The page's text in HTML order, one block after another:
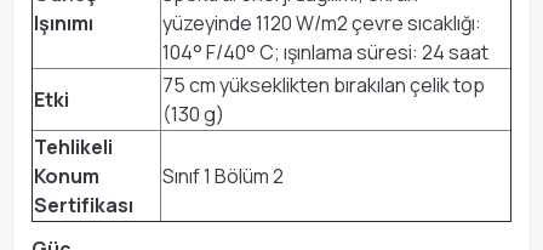
Işınımı
yüzeyinde 1120 W/m2 çevre sıcaklığı:
104° F/40° C; ışınlama süresi: 24 saat
Etki
75 cm yükseklikten bırakılan çelik top
(130 g)
Tehlikeli
Konum
Sertifikası
Sınıf 1 Bölüm 2